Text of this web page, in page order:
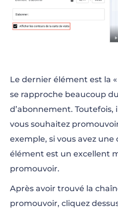
Le dernier élément est la
se rapproche beaucoup
d’abonnement. Toutefois,
vous souhaitez
exemple, si vous avez
élément est un excellent
promouvoir.
Après avoir trouvé la
promouvoir, cliquez